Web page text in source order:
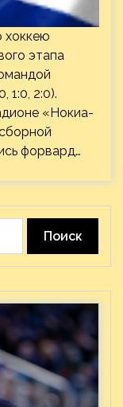
хоккею
этапа
1:0, 2:0).
«Нокиа-
форвард…